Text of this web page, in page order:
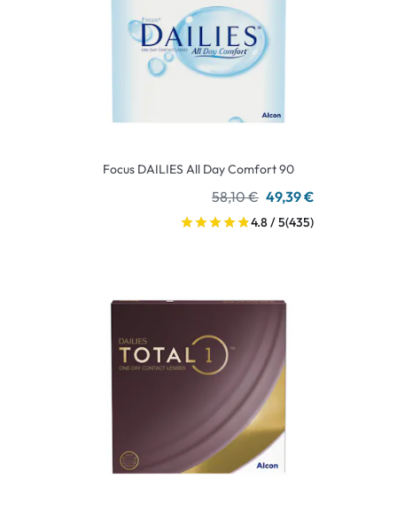
Focus DAILIES All Day Comfort 90
58,10 € 49,39 €
4.8 / 5(435)